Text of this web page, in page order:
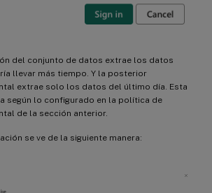
del conjunto de datos extrae los datos
llevar más tiempo. Y la posterior
extrae solo los datos del último día. Esta
según lo configurado en la política de
de la sección anterior.
se ve de la siguiente manera: